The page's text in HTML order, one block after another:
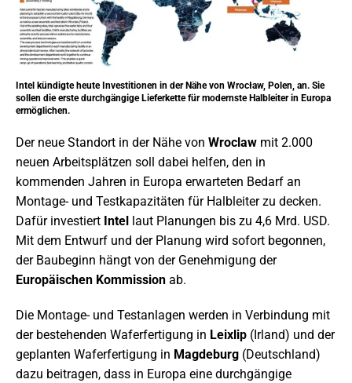
Intel kündigte heute Investitionen in der Nähe von Wrocław, Polen, an. Sie
sollen die erste durchgängige Lieferkette für modernste Halbleiter in Europa
ermöglichen.
Der neue Standort in der Nähe von Wroclaw mit 2.000
neuen Arbeitsplätzen soll dabei helfen, den in
kommenden Jahren in Europa erwarteten Bedarf an
Montage- und Testkapazitäten für Halbleiter zu decken.
Dafür investiert Intel
laut Planungen bis zu 4,6 Mrd. USD.
Mit dem Entwurf und der Planung wird sofort begonnen,
der Baubeginn hängt von der Genehmigung der
Europäischen Kommission ab.
Die Montage- und Testanlagen werden in Verbindung mit
der bestehenden Waferfertigung in Leixlip (Irland) und der
geplanten Waferfertigung in Magdeburg (Deutschland)
dazu beitragen, dass in Europa eine durchgängige